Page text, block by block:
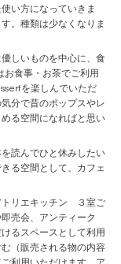
い方になっていきま
。種類は少なくなりま
しいものを中心に、食
食事・お茶でご利用
を楽しんでいただ
分で昔のポップスやレ
る空間になればと思い
読んでひと休みしたい
る空間として、カフェ
トリエキッチン ３室ご
売会、アンティーク
るスペースとして利用
（販売される物の内容